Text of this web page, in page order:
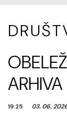
ARHIVA
19:25 03. 06.